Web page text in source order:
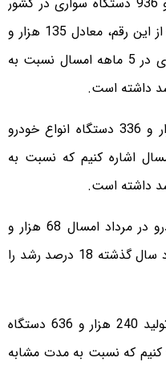
تولید شد که سهم تولیدات مردادماه از این رقم، معادل 135 هزار و
262 دستگاه بوده است. تولید سواری در 5 ماهه امسال نسبت به
در این میان باید به تولید 278 هزار و 336 دستگاه انواع خودرو
طی 5 ماهه امسال اشاره کنیم که نسبت به
تولید انواع خودرو توسط ایران‌ خودرو در مرداد امسال 68 هزار و
704 دستگاه بوده که نسبت به مرداد سال گذشته 18 درصد رشد را
در مورد تولیدات سایپا نیز باید به تولید 240 هزار و 636 دستگاه
اشاره کنیم که نسبت به مدت مشابه